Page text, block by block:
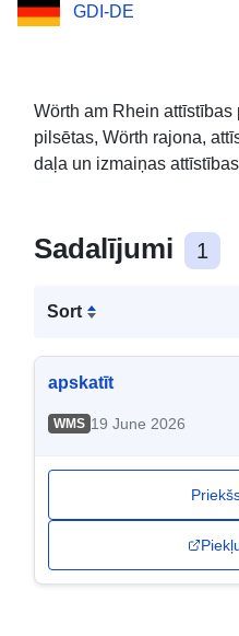
GDI-DE
Wörth am Rhein
pilsētas, Wörth rajona,
daļa un izmaiņas
Sadalījumi 1
Sort
apskatīt
WMS 19 June 2026